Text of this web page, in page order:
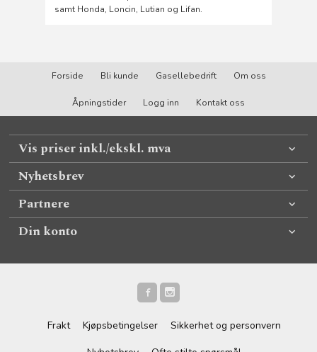
samt Honda, Loncin, Lutian og Lifan.
Forside Bli kunde Gasellebedrift Om oss
Åpningstider Logg inn Kontakt oss
Vis priser inkl./ekskl. mva
Nyhetsbrev
Partnere
Din konto
Frakt Kjøpsbetingelser
Sikkerhet og personvern